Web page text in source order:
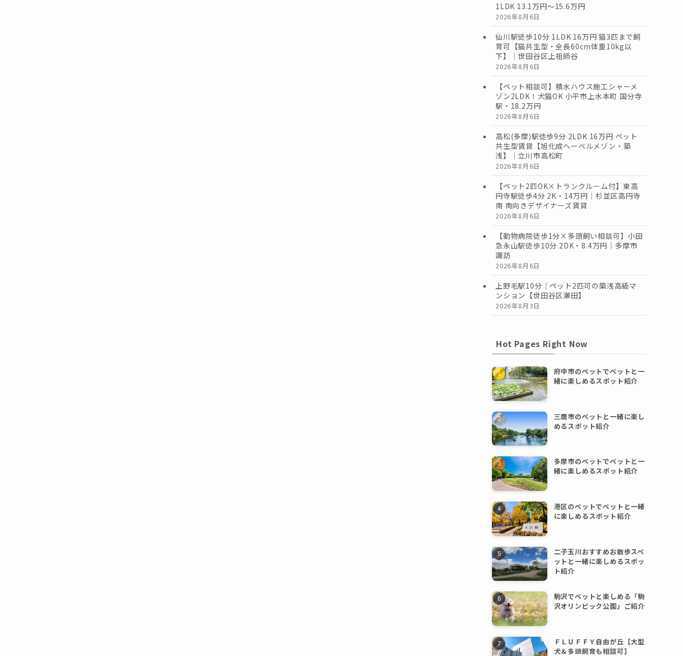
1LDK 13.1万円〜15.6万円
2026年8月6日
仙川駅徒歩10分 1LDK 16万円 猫3匹まで飼
育可【猫共生型・全長60cm体重10kg以
下】｜世田谷区上祖師谷
2026年8月6日
【ペット相談可】積水ハウス施工シャーメ
ゾン2LDK！犬猫OK 小平市上水本町 国分寺
駅・18.2万円
2026年8月6日
高松(多摩)駅徒歩9分 2LDK 16万円 ペット
共生型賃貸【旭化成ヘーベルメゾン・築
浅】｜立川市高松町
2026年8月6日
【ペット2匹OK×トランクルーム付】東高
円寺駅徒歩4分 2K・14万円｜杉並区高円寺
南 南向きデザイナーズ賃貸
2026年8月6日
【動物病院徒歩1分×多頭飼い相談可】小田
急永山駅徒歩10分 2DK・8.4万円｜多摩市
諏訪
2026年8月6日
上野毛駅10分｜ペット2匹可の築浅高級マ
ンション【世田谷区瀬田】
2026年8月3日
Hot Pages Right Now
府中市のペットでペットと一
緒に楽しめるスポット紹介
三鷹市のペットと一緒に楽し
めるスポット紹介
多摩市のペットでペットと一
緒に楽しめるスポット紹介
港区のペットでペットと一緒
に楽しめるスポット紹介
二子玉川おすすめお散歩スペ
ットと一緒に楽しめるスポッ
ト紹介
駒沢でペットと楽しめる「駒
沢オリンピック公園」ご紹介
ＦＬＵＦＦＹ自由が丘【大型
犬＆多頭飼育も相談可】